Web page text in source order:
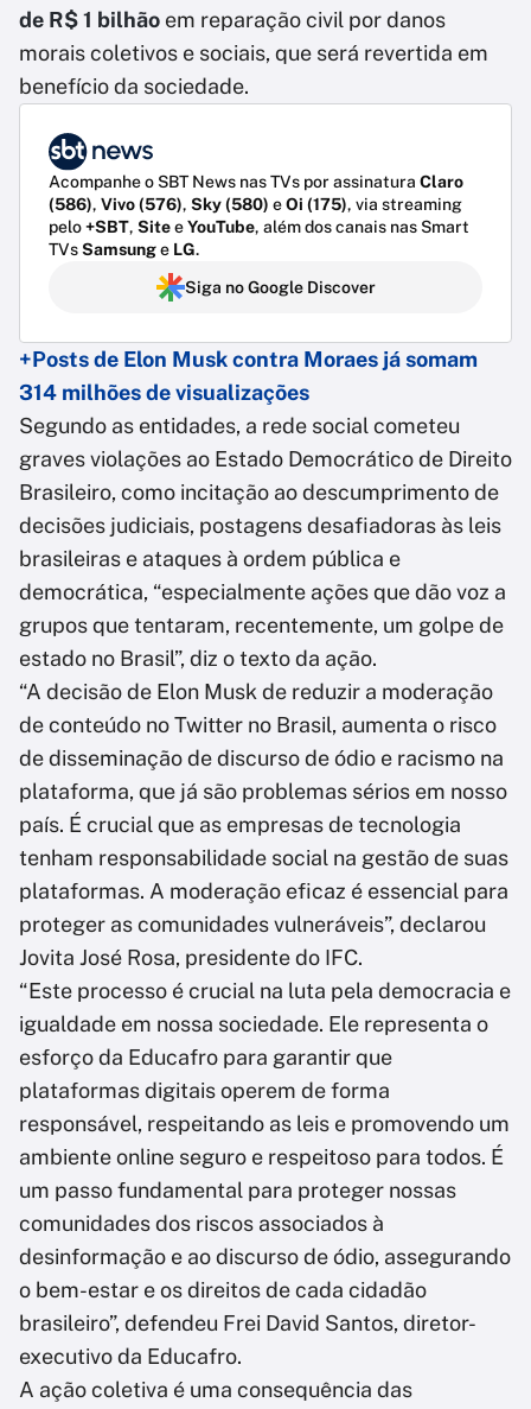
de R$ 1 bilhão em reparação civil por danos
morais coletivos e sociais, que será revertida em
benefício da sociedade.
Acompanhe o SBT News nas TVs por assinatura Claro
(586), Vivo (576), Sky (580) eOi (175), via streaming
pelo+SBT, SiteeYouTube, além dos canais nas Smart
TVsSamsunge LG.
Siga no Google Discover
+Posts de Elon Musk contra Moraes já somam
314 milhões de visualizações
Segundo as entidades, a rede social cometeu
graves violações ao Estado Democrático de Direito
Brasileiro, como incitação ao descumprimento de
decisões judiciais, postagens desafiadoras às leis
brasileiras e ataques à ordem pública e
democrática, “especialmente ações que dão voz a
grupos que tentaram, recentemente, um golpe de
estado no Brasil”, diz o texto da ação.
“A decisão de Elon Musk de reduzir a moderação
de conteúdo no Twitter no Brasil, aumenta o risco
de disseminação de discurso de ódio e racismo na
plataforma, que já são problemas sérios em nosso
país. É crucial que as empresas de tecnologia
tenham responsabilidade social na gestão de suas
plataformas. A moderação eficaz é essencial para
proteger as comunidades vulneráveis”, declarou
Jovita José Rosa, presidente do IFC.
“Este processo é crucial na luta pela democracia e
igualdade em nossa sociedade. Ele representa o
esforço da Educafro para garantir que
plataformas digitais operem de forma
responsável, respeitando as leis e promovendo um
ambiente online seguro e respeitoso para todos. É
um passo fundamental para proteger nossas
comunidades dos riscos associados à
desinformação e ao discurso de ódio, assegurando
o bem-estar e os direitos de cada cidadão
brasileiro”, defendeu Frei David Santos, diretor-
executivo da Educafro.
A ação coletiva é uma consequência das